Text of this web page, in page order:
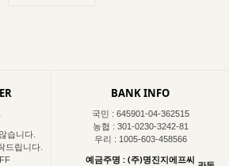
습니다.
드립니다.
BANK INFO
국민 : 645901-04-362515
농협 : 301-0230-3242-81
우리 : 1005-603-458566
예금주명 : (주)명진지에프씨